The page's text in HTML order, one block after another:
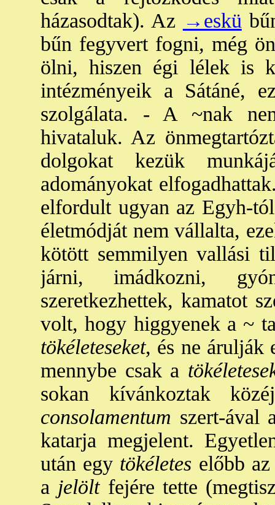
házasodtak). Az →eskü
bűn fegyvert fogni, még
ölni, hiszen égi lélek is
intézményeik a Sátáné,
szolgálata. - A ~nak
hivataluk. Az
dolgokat kezük
adományokat
elfordult ugyan az Egyh-
életmódját nem vállalta,
kötött semmilyen vallási
járni, imádkozni,
szeretkezhettek, kamatot
volt, hogy higgyenek a ~
tökéleteseket, és ne árulják
mennybe csak a
sokan kívánkoztak
consolamentum szert-ával
katarja megjelent.
után egy tökéletes előbb
a jelöltfejére tette